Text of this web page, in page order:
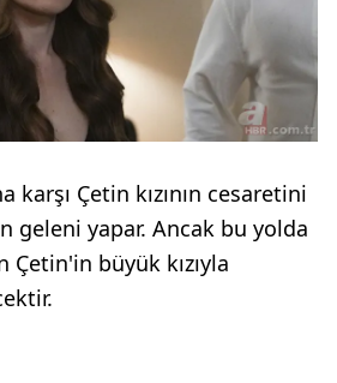
karşı Çetin kızının cesaretini
geleni yapar. Ancak bu yolda
Çetin'in büyük kızıyla